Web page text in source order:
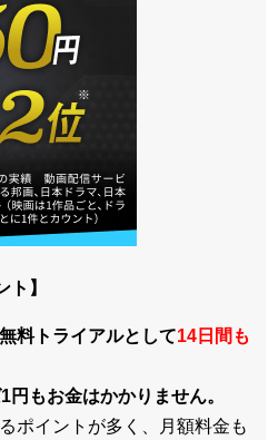
ト】
料トライアルとして14日間も
もお金はかかりません。
ポイントが多く、月額料金も